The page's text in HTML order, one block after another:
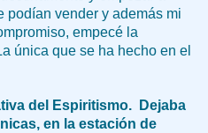
podían vender y además mi
empecé la
única que se ha hecho en el
del Espiritismo. Dejaba
en la estación de